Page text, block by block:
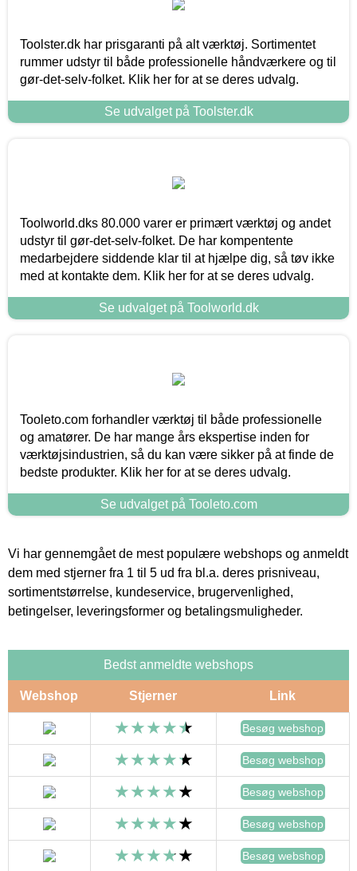
Toolster.dk har prisgaranti på alt værktøj. Sortimentet
rummer udstyr til både professionelle håndværkere og til
gør-det-selv-folket. Klik her for at se deres udvalg.
Se udvalget på Toolster.dk
Toolworld.dks 80.000 varer er primært værktøj og andet
udstyr til gør-det-selv-folket. De har kompentente
medarbejdere siddende klar til at hjælpe dig, så tøv ikke
med at kontakte dem. Klik her for at se deres udvalg.
Se udvalget på Toolworld.dk
Tooleto.com forhandler værktøj til både professionelle
og amatører. De har mange års ekspertise inden for
værktøjsindustrien, så du kan være sikker på at finde de
bedste produkter. Klik her for at se deres udvalg.
Se udvalget på Tooleto.com
Vi har gennemgået de mest populære webshops og anmeldt
dem med stjerner fra 1 til 5 ud fra bl.a. deres prisniveau,
sortimentstørrelse, kundeservice, brugervenlighed,
betingelser, leveringsformer og betalingsmuligheder.
Bedst anmeldte webshops
Webshop Stjerner Link
Besøg webshop
Besøg webshop
Besøg webshop
Besøg webshop
Besøg webshop